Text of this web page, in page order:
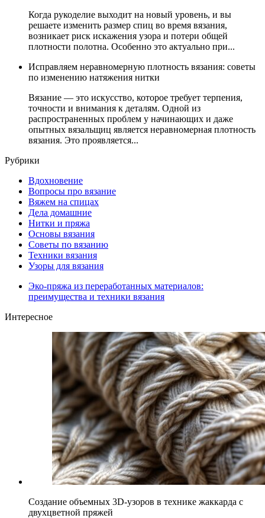
Когда рукоделие выходит на новый уровень, и вы
решаете изменить размер спиц во время вязания,
возникает риск искажения узора и потери общей
плотности полотна. Особенно это актуально при...
Исправляем неравномерную плотность вязания: советы
по изменению натяжения нитки
Вязание — это искусство, которое требует терпения,
точности и внимания к деталям. Одной из
распространенных проблем у начинающих и даже
опытных вязальщиц является неравномерная плотность
вязания. Это проявляется...
Рубрики
Вдохновение
Вопросы про вязание
Вяжем на спицах
Дела домашние
Нитки и пряжа
Основы вязания
Советы по вязанию
Техники вязания
Узоры для вязания
Эко-пряжа из переработанных материалов:
преимущества и техники вязания
Интересное
Создание объемных 3D-узоров в технике жаккарда с
двухцветной пряжей